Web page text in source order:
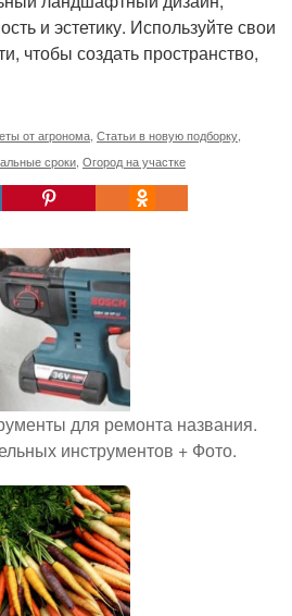
и эстетику. Используйте свои
чтобы создать пространство,
от агронома Статьи в новую подборку
сроки Огород на участке
для ремонта названия.
инструментов + Фото.